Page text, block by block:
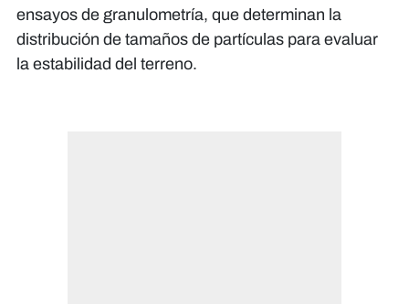
ensayos de granulometría, que determinan la
distribución de tamaños de partículas para evaluar
la estabilidad del terreno.